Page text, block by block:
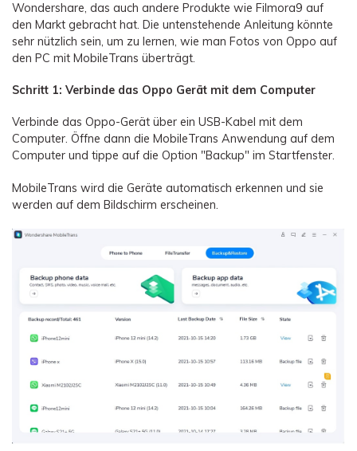
Wondershare, das auch andere Produkte wie Filmora9 auf
den Markt gebracht hat. Die untenstehende Anleitung könnte
sehr nützlich sein, um zu lernen, wie man Fotos von Oppo auf
den PC mit MobileTrans überträgt.
Schritt 1: Verbinde das Oppo Gerät mit dem Computer
Verbinde das Oppo-Gerät über ein USB-Kabel mit dem
Computer. Öffne dann die MobileTrans Anwendung auf dem
Computer und tippe auf die Option "Backup" im Startfenster.
MobileTrans wird die Geräte automatisch erkennen und sie
werden auf dem Bildschirm erscheinen.